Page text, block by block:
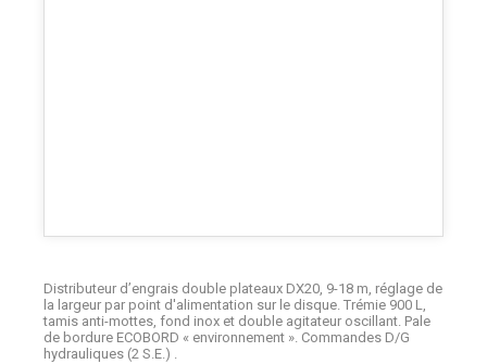
Distributeur d’engrais double plateaux DX20, 9-18 m, réglage de
la largeur par point d'alimentation sur le disque. Trémie 900 L,
tamis anti-mottes, fond inox et double agitateur oscillant. Pale
de bordure ECOBORD « environnement ». Commandes D/G
hydrauliques (2 S.E.) .